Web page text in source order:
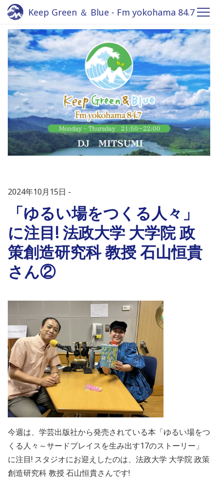
Keep Green ＆ Blue - Fm yokohama 84.7
2024年10月15日
「ゆるい場をつくる人々」
に注目! 法政大学 大学院 政
策創造研究科 教授 石山恒貴
さん②
今週は、学芸出版社から発売されている本「ゆるい場をつ
くる人々～サードプレイスを生み出す17のストーリー」
に注目! スタジオにお迎えしたのは、法政大学 大学院 政策
創造研究科 教授 石山恒貴さんです!